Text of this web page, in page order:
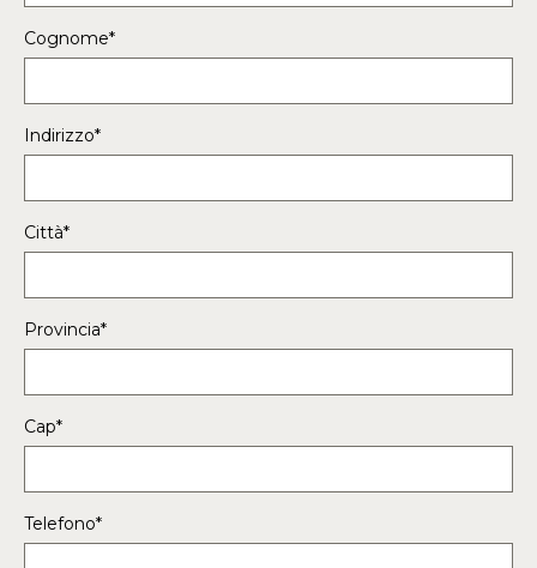
Cognome*
Indirizzo*
Città*
Provincia*
Cap*
Telefono*